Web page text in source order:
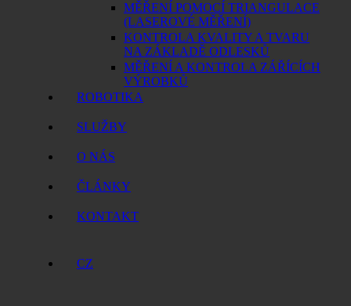
MĚŘENÍ POMOCÍ TRIANGULACE
(LASEROVÉ MĚŘENÍ)
KONTROLA KVALITY A TVARU
NA ZÁKLADĚ ODLESKŮ
MĚŘENÍ A KONTROLA ZÁŘÍCÍCH
VÝROBKŮ
ROBOTIKA
SLUŽBY
O NÁS
ČLÁNKY
KONTAKT
CZ